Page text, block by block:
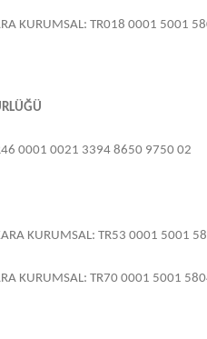
KURUMSAL: TR018 0001 5001
0001 0021 3394 8650 9750 02
KURUMSAL: TR53 0001 5001
KURUMSAL: TR70 0001 5001